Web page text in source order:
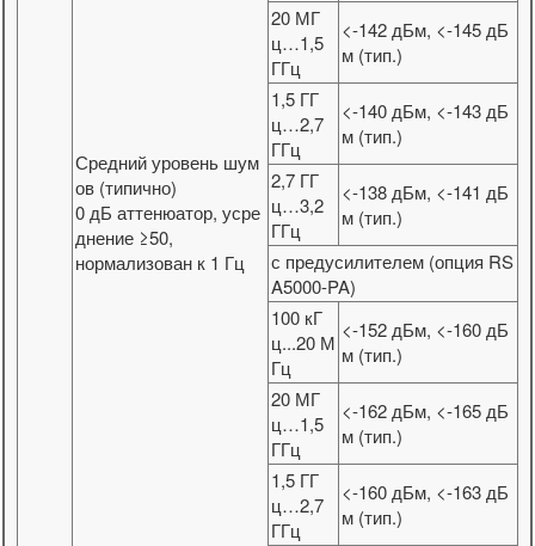
Средний уровень шум
ов (типично)
0 дБ аттенюатор, усре
днение ≥50,
нормализован к 1 Гц
20 МГ
ц…1,5
ГГц
<-142 дБм, <-145 дБ
м (тип.)
1,5 ГГ
ц…2,7
ГГц
<-140 дБм, <-143 дБ
м (тип.)
2,7 ГГ
ц…3,2
ГГц
<-138 дБм, <-141 дБ
м (тип.)
с предусилителем (опция RS
A5000-PA)
100 кГ
ц...20 М
Гц
<-152 дБм, <-160 дБ
м (тип.)
20 МГ
ц…1,5
ГГц
<-162 дБм, <-165 дБ
м (тип.)
1,5 ГГ
ц…2,7
ГГц
<-160 дБм, <-163 дБ
м (тип.)